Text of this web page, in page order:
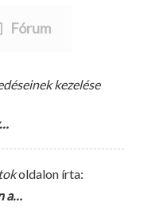
Fórum
kezelése
oldalon írta:
a…